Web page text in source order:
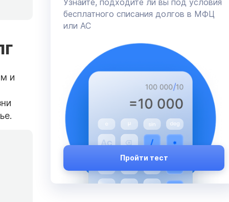
и
бесплатного списания долгов в МФЦ
или АС
Пройти тест